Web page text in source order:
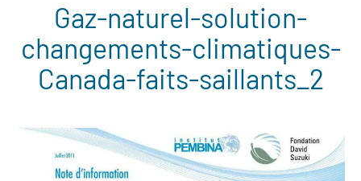
Gaz-naturel-solution-
changements-climatiques-
Canada-faits-saillants_2